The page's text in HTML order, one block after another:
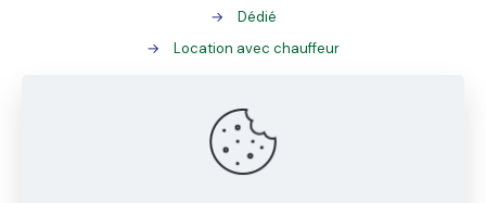
→
Dédié
→
Location avec chauffeur
Gestion des palettes
→
ADR